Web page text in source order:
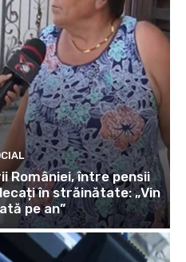
României, între pensii
în străinătate: „Vin
pe an”